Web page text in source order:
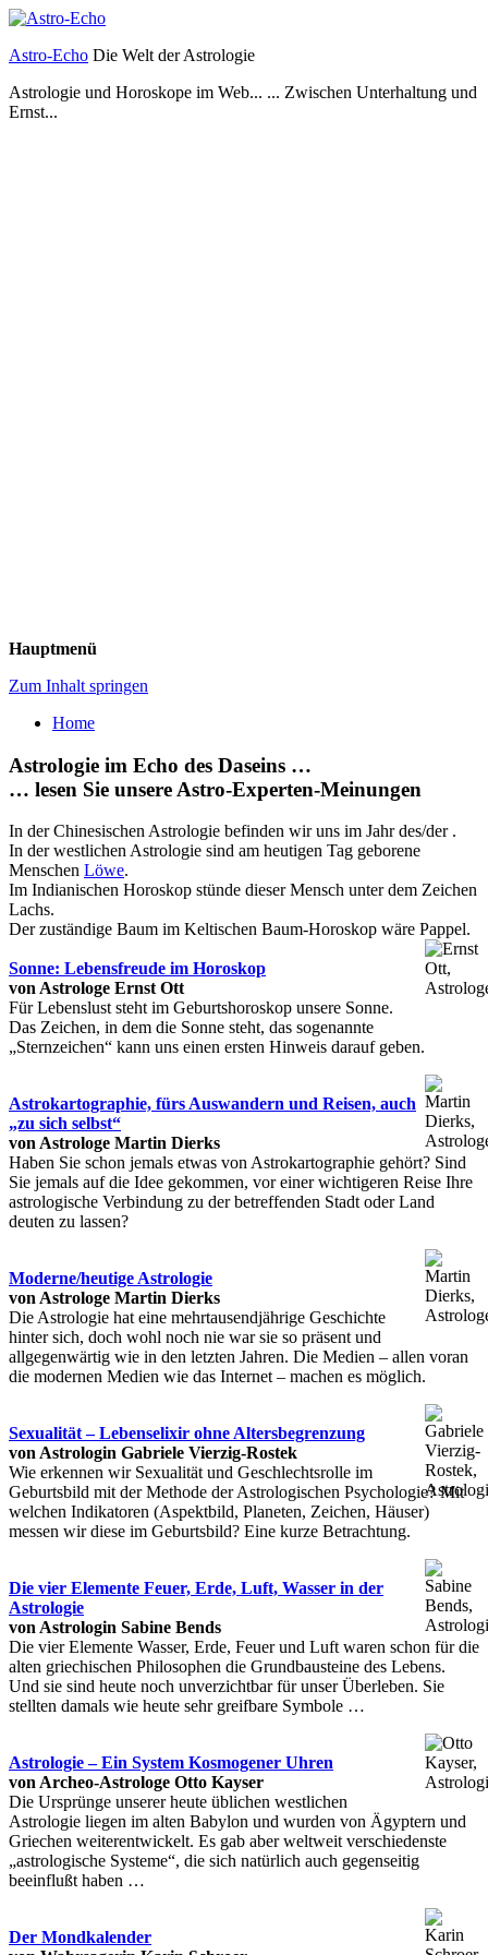
Astro-Echo Die Welt der Astrologie
Astrologie und Horoskope im Web... ... Zwischen Unterhaltung und
Ernst...
Hauptmenü
Zum Inhalt springen
Home
Astrologie im Echo des Daseins …
… lesen Sie unsere Astro-Experten-Meinungen
In der Chinesischen Astrologie befinden wir uns im Jahr des/der .
In der westlichen Astrologie sind am heutigen Tag geborene
Menschen Löwe.
Im Indianischen Horoskop stünde dieser Mensch unter dem Zeichen
Lachs.
Der zuständige Baum im Keltischen Baum-Horoskop wäre Pappel.
Sonne: Lebensfreude im Horoskop
von Astrologe Ernst Ott
Für Lebenslust steht im Geburtshoroskop unsere Sonne.
Das Zeichen, in dem die Sonne steht, das sogenannte
„Sternzeichen“ kann uns einen ersten Hinweis darauf geben.
Astrokartographie, fürs Auswandern und Reisen, auch
„zu sich selbst“
von Astrologe Martin Dierks
Haben Sie schon jemals etwas von Astrokartographie gehört? Sind
Sie jemals auf die Idee gekommen, vor einer wichtigeren Reise Ihre
astrologische Verbindung zu der betreffenden Stadt oder Land
deuten zu lassen?
Moderne/heutige Astrologie
von Astrologe Martin Dierks
Die Astrologie hat eine mehrtausendjährige Geschichte
hinter sich, doch wohl noch nie war sie so präsent und
allgegenwärtig wie in den letzten Jahren. Die Medien – allen voran
die modernen Medien wie das Internet – machen es möglich.
Sexualität – Lebenselixir ohne Altersbegrenzung
von Astrologin Gabriele Vierzig-Rostek
Wie erkennen wir Sexualität und Geschlechtsrolle im
Geburtsbild mit der Methode der Astrologischen Psychologie? Mit
welchen Indikatoren (Aspektbild, Planeten, Zeichen, Häuser)
messen wir diese im Geburtsbild? Eine kurze Betrachtung.
Die vier Elemente Feuer, Erde, Luft, Wasser in der
Astrologie
von Astrologin Sabine Bends
Die vier Elemente Wasser, Erde, Feuer und Luft waren schon für die
alten griechischen Philosophen die Grundbausteine des Lebens.
Und sie sind heute noch unverzichtbar für unser Überleben. Sie
stellten damals wie heute sehr greifbare Symbole …
Astrologie – Ein System Kosmogener Uhren
von Archeo-Astrologe Otto Kayser
Die Ursprünge unserer heute üblichen westlichen
Astrologie liegen im alten Babylon und wurden von Ägyptern und
Griechen weiterentwickelt. Es gab aber weltweit verschiedenste
„astrologische Systeme“, die sich natürlich auch gegenseitig
beeinflußt haben …
Der Mondkalender